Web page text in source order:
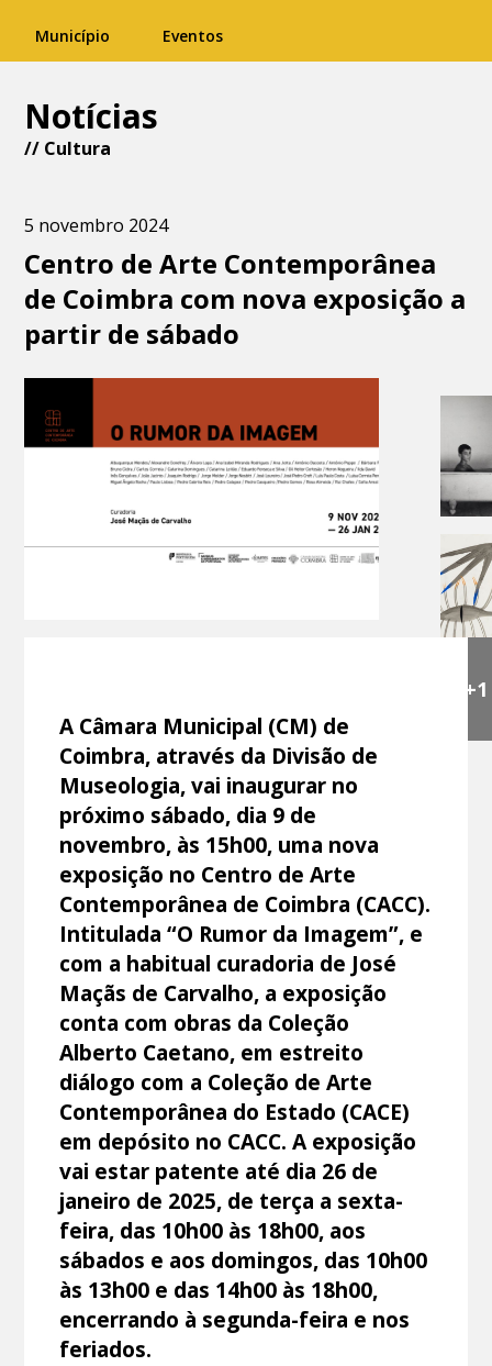
Município Eventos
Notícias
// Cultura
5 novembro 2024
Centro de Arte Contemporânea
de Coimbra com nova exposição a
partir de sábado
+1
A Câmara Municipal (CM) de
Coimbra, através da Divisão de
Museologia, vai inaugurar no
próximo sábado, dia 9 de
novembro, às 15h00, uma nova
exposição no Centro de Arte
Contemporânea de Coimbra (CACC).
Intitulada “O Rumor da Imagem”, e
com a habitual curadoria de José
Maçãs de Carvalho, a exposição
conta com obras da Coleção
Alberto Caetano, em estreito
diálogo com a Coleção de Arte
Contemporânea do Estado (CACE)
em depósito no CACC. A exposição
vai estar patente até dia 26 de
janeiro de 2025, de terça a sexta-
feira, das 10h00 às 18h00, aos
sábados e aos domingos, das 10h00
às 13h00 e das 14h00 às 18h00,
encerrando à segunda-feira e nos
feriados.